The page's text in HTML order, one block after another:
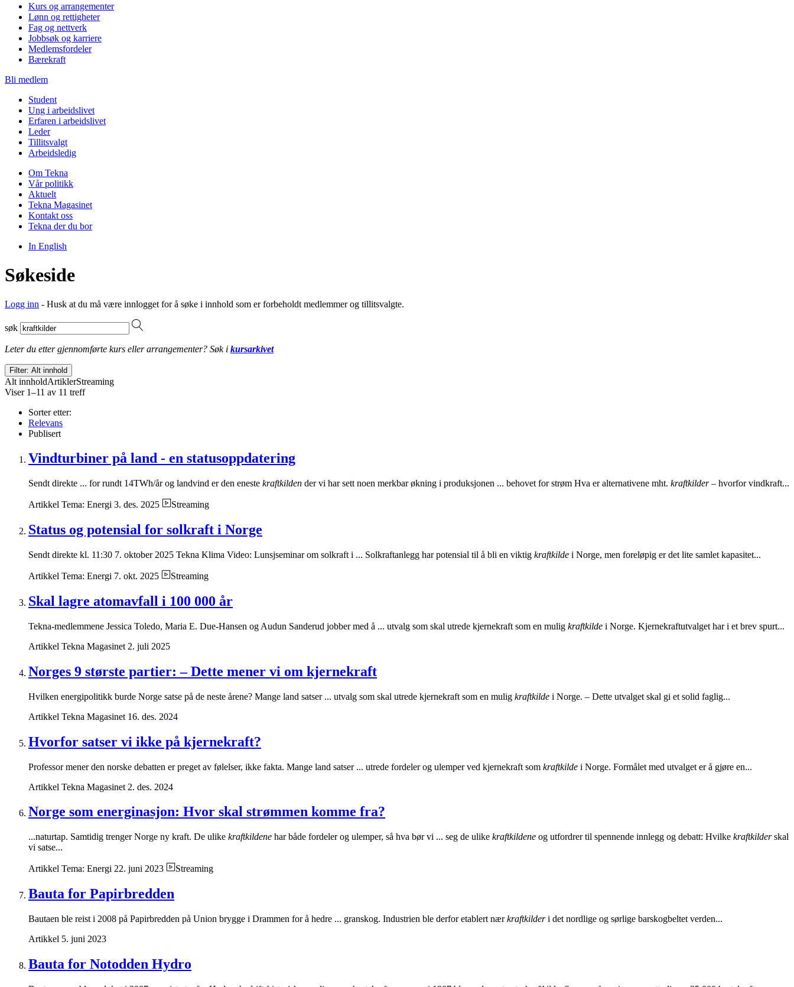
Kurs og arrangementer
Lønn og rettigheter
Fag og nettverk
Jobbsøk og karriere
Medlemsfordeler
Bærekraft
Bli medlem
Student
Ung i arbeidslivet
Erfaren i arbeidslivet
Leder
Tillitsvalgt
Arbeidsledig
Om Tekna
Vår politikk
Aktuelt
Tekna Magasinet
Kontakt oss
Tekna der du bor
In English
Søkeside
Logg inn - Husk at du må være innlogget for å søke i innhold som er forbeholdt medlemmer og tillitsvalgte.
søk
Leter du etter gjennomførte kurs eller arrangementer? Søk i kursarkivet
Filter: Alt innhold
Alt innholdArtiklerStreaming
Viser 1–11 av 11 treff
Sorter etter:
Relevans
Publisert
Vindturbiner på land - en statusoppdatering
Sendt direkte ... for rundt 14TWh/år og landvind er den eneste kraftkilden der vi har sett noen merkbar økning i produksjonen ... behovet for strøm Hva er alternativene mht. kraftkilder– hvorfor vindkraft...
Artikkel Tema: Energi 3. des. 2025 Streaming
Status og potensial for solkraft i Norge
Sendt direkte kl. 11:30 7. oktober 2025 Tekna Klima Video: Lunsjseminar om solkraft i ... Solkraftanlegg har potensial til å bli en viktig kraftkilde i Norge, men foreløpig er det lite samlet kapasitet...
Artikkel Tema: Energi 7. okt. 2025 Streaming
Skal lagre atomavfall i 100 000 år
Tekna-medlemmene Jessica Toledo, Maria E. Due-Hansen og Audun Sanderud jobber med å ... utvalg som skal utrede kjernekraft som en mulig kraftkilde i Norge. Kjernekraftutvalget har i et brev spurt...
Artikkel Tekna Magasinet 2. juli 2025
Norges 9 største partier: – Dette mener vi om kjernekraft
Hvilken energipolitikk burde Norge satse på de neste årene? Mange land satser ... utvalg som skal utrede kjernekraft som en mulig kraftkilde i Norge. – Dette utvalget skal gi et solid faglig...
Artikkel Tekna Magasinet 16. des. 2024
Hvorfor satser vi ikke på kjernekraft?
Professor mener den norske debatten er preget av følelser, ikke fakta. Mange land satser ... utrede fordeler og ulemper ved kjernekraft som kraftkilde i Norge. Formålet med utvalget er å gjøre en...
Artikkel Tekna Magasinet 2. des. 2024
Norge som energinasjon: Hvor skal strømmen komme fra?
...naturtap. Samtidig trenger Norge ny kraft. De ulike kraftkildene har både fordeler og ulemper, så hva bør vi ... seg de ulike kraftkildene og utfordrer til spennende innlegg og debatt: Hvilke kraftkilderskal
vi satse...
Artikkel Tema: Energi 22. juni 2023 Streaming
Bauta for Papirbredden
Bautaen ble reist i 2008 på Papirbredden på Union brygge i Drammen for å hedre ... granskog. Industrien ble derfor etablert nærkraftkilderi det nordlige og sørlige barskogbeltet verden...
Artikkel 5. juni 2023
Bauta for Notodden Hydro